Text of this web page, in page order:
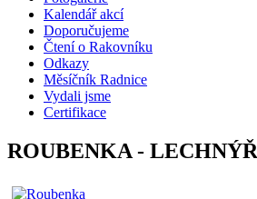
Kalendář akcí
Doporučujeme
Čtení o Rakovníku
Odkazy
Měsíčník Radnice
Vydali jsme
Certifikace
ROUBENKA -